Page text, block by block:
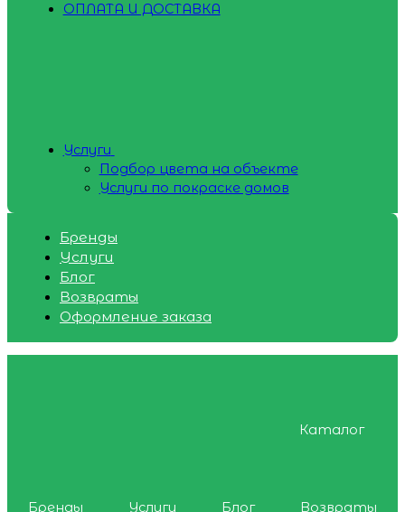
ОПЛАТА И ДОСТАВКА
Услуги
Подбор цвета на объекте
Услуги по покраске домов
Бренды
Услуги
Блог
Возвраты
Оформление заказа
Каталог
Бренды Услуги Блог
Возвраты